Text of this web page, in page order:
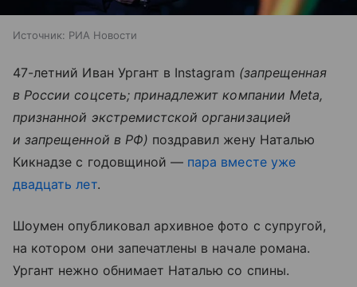
Источник: РИА Новости
47-летний Иван Ургант в Instagram (запрещенная
в России соцсеть; принадлежит компании Meta,
признанной экстремистской организацией
и запрещенной в РФ) поздравил жену Наталью
Кикнадзе с годовщиной — пара вместе уже
двадцать лет.
Шоумен опубликовал архивное фото с супругой,
на котором они запечатлены в начале романа.
Ургант нежно обнимает Наталью со спины.